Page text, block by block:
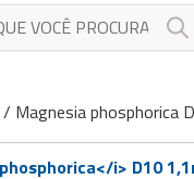
/ Magnesia phosphorica